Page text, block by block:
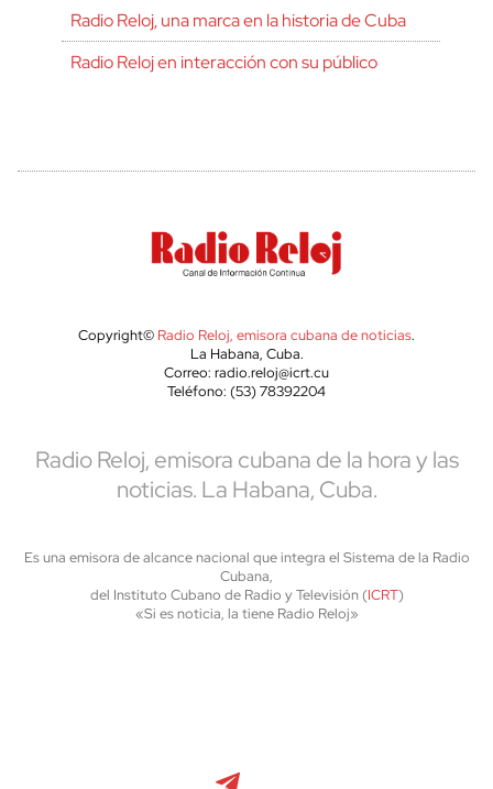
Radio Reloj, una marca en la historia de Cuba
Radio Reloj en interacción con su público
Copyright© Radio Reloj, emisora cubana de noticias.
La Habana, Cuba.
Correo: radio.reloj@icrt.cu
Teléfono: (53) 78392204
Radio Reloj, emisora cubana de la hora y las
noticias. La Habana, Cuba.
Es una emisora de alcance nacional que integra el Sistema de la Radio
Cubana,
del Instituto Cubano de Radio y Televisión (ICRT)
«Si es noticia, la tiene Radio Reloj»